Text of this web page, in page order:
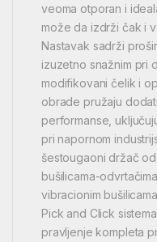
veoma otporan i
može da izdrži čak i
Nastavak sadrži
izuzetno snažnim pri
modifikovani čelik i
obrade pružaju
performanse,
pri napornom
šestougaoni držač
bušilicama-
vibracionim
Pick and Click
pravljenje kompleta